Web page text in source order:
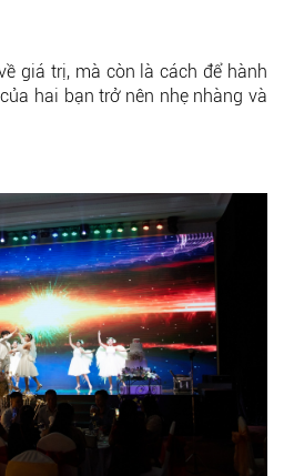
giá trị, mà còn là cách để hành
hai bạn trở nên nhẹ nhàng và